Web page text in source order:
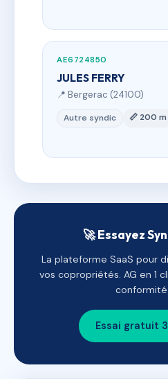
AE6724850
JULES FERRY
📍 Bergerac (24100)
Autre syndic 📏 200 m
🚀 Essayez
La plateforme SaaS pour
vos copropriétés. AG en 1
conformité
Essai gratuit